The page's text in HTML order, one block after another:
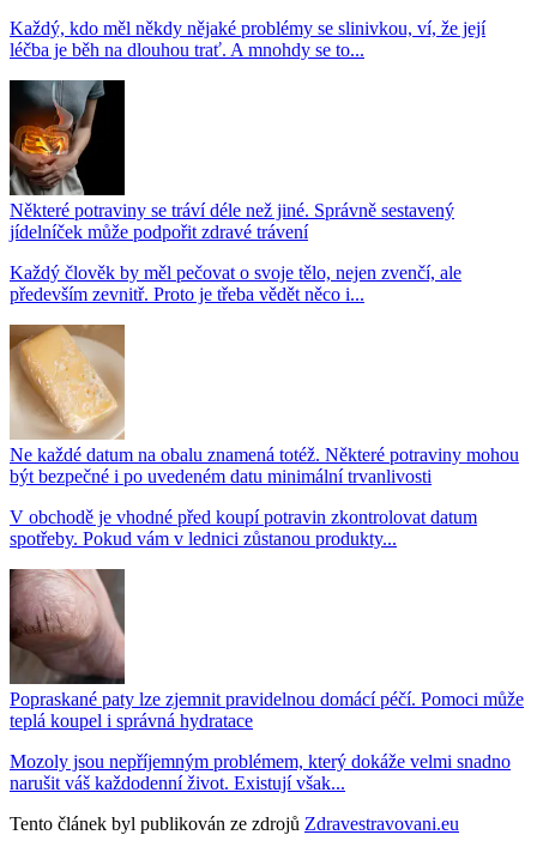
Každý, kdo měl někdy nějaké problémy se slinivkou, ví, že její
léčba je běh na dlouhou trať. A mnohdy se to...
Některé potraviny se tráví déle než jiné. Správně sestavený
jídelníček může podpořit zdravé trávení
Každý člověk by měl pečovat o svoje tělo, nejen zvenčí, ale
především zevnitř. Proto je třeba vědět něco i...
Ne každé datum na obalu znamená totéž. Některé potraviny mohou
být bezpečné i po uvedeném datu minimální trvanlivosti
V obchodě je vhodné před koupí potravin zkontrolovat datum
spotřeby. Pokud vám v lednici zůstanou produkty...
Popraskané paty lze zjemnit pravidelnou domácí péčí. Pomoci může
teplá koupel i správná hydratace
Mozoly jsou nepříjemným problémem, který dokáže velmi snadno
narušit váš každodenní život. Existují však...
Tento článek byl publikován ze zdrojů Zdravestravovani.eu